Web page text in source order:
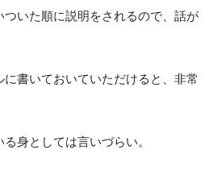
ついた順に説明をされるので、話が
書いておいていただけると、非常
身としては言いづらい。